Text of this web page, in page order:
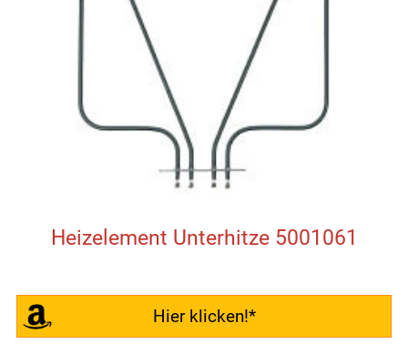
Heizelement Unterhitze 5001061
Hier klicken!*